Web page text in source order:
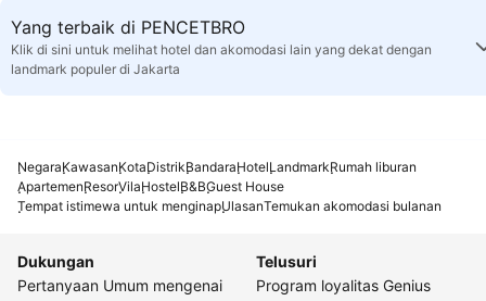
Yang terbaik di PENCETBRO
Klik di sini untuk melihat hotel dan akomodasi lain yang dekat dengan
landmark populer di Jakarta
NegaraKawasanKotaDistrikBandaraHotelLandmarkRumah liburan
ApartemenResorVilaHostelB&BGuest House
Tempat istimewa untuk menginapUlasanTemukan akomodasi bulanan
Dukungan
Pertanyaan Umum mengenai
Telusuri
Program loyalitas Genius